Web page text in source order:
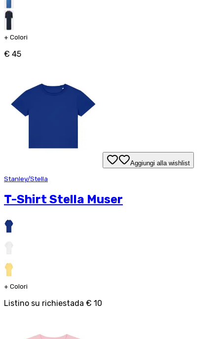
+ Colori
€ 45
Aggiungi alla wishlist
Stanley/Stella
T-Shirt Stella Muser
+ Colori
Listino su richiestada € 10